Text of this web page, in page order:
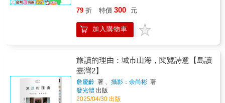
Lit）「嗜讀者必將為這部美國書店史沉醉……
生動活潑……佛里斯寫出一本知識與娛樂兼具
的通俗歷史書。」——《華盛頓郵報》（The
Washington Post）「引人入勝……獻給書店這
物》雜誌「本週好書」（People magazine,
"Book of the Week"）「精彩絕倫⋯⋯《那些書
店這些人》既是獻給這些魔法空間的頌歌；更
是一部必讀之作，協助我們理解書店為何始終
是美國生活不可或缺的一部分，又何以在社群
表達心情、共享時光的神奇道具。★☆★隨書
附─「書店日常」彩色透卡 （兩款隨機）
★☆★59則買書人的故事X 100多本好書推薦X
書？」「今天想看什麼書呢？」猜書名是基本
功、感應客人想法是平常業務，想做好書店員
的工作，「愛看書」只是必備條件之一。（作
者說，腰痛復發的頻繁程度，和工作的熟悉度
呈正比喔～）☆日本亞馬遜讀者＋IG粉絲 相揪
79 折 特價 300 元
加入購物車
旅讀的理由：城市山海，閱覽詩意【島讀
臺灣2】
詹慶齡 著 、攝影：余尚彬 著
發光體 出版
2025/04/30 出版